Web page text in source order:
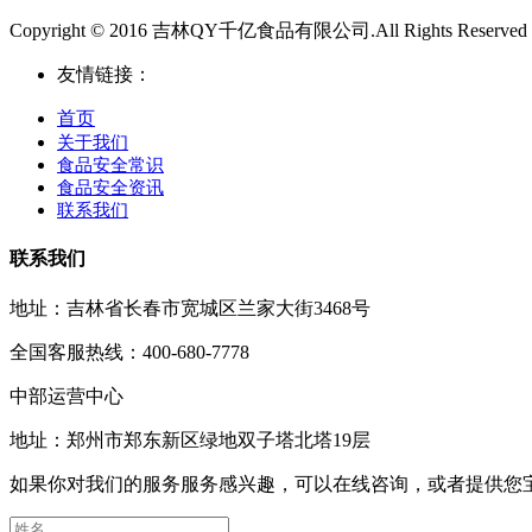
Copyright © 2016 吉林QY千亿食品有限公司.All Rights Reserved
友情链接：
首页
关于我们
食品安全常识
食品安全资讯
联系我们
联系我们
地址：吉林省长春市宽城区兰家大街3468号
全国客服热线：400-680-7778
中部运营中心
地址：郑州市郑东新区绿地双子塔北塔19层
如果你对我们的服务服务感兴趣，可以在线咨询，或者提供您